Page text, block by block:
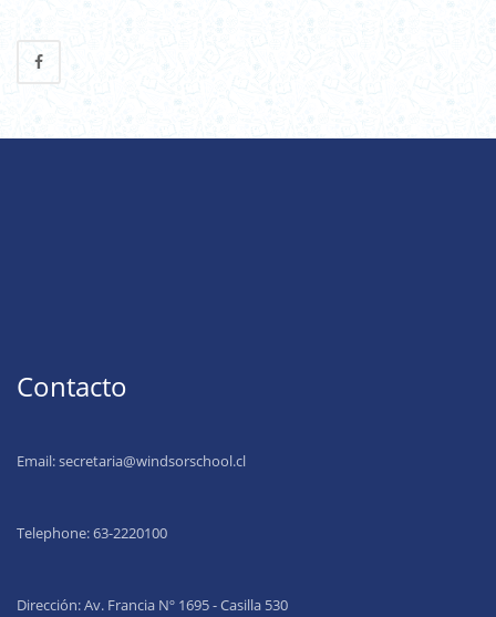
Contacto
Email:secretaria@windsorschool.cl
Telephone: 63-2220100
Dirección: Av. Francia Nº 1695 - Casilla 530